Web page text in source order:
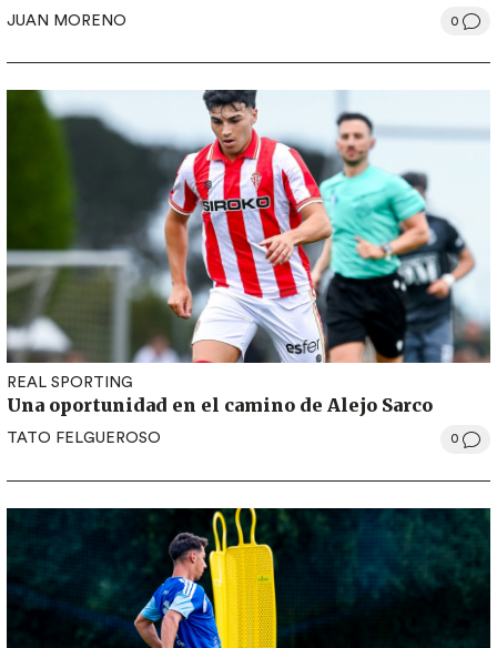
JUAN MORENO 0
REAL SPORTING
Una oportunidad en el camino de Alejo Sarco
TATO FELGUEROSO 0